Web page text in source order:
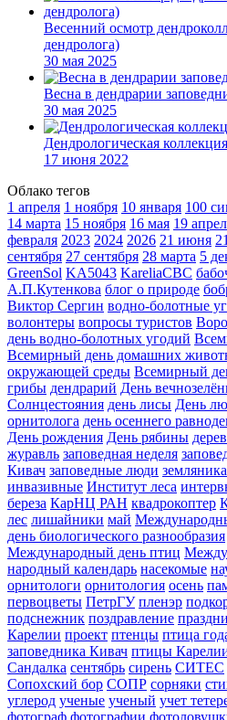
Весенний осмотр
дендролога)
30 мая 2025
Весна в дендрарии
30 мая 2025
Дендрологическая
17 июня 2022
Облако тегов
1 апреля 1 ноября 10 января 100
14 марта 15 ноября 16 мая 19
февраля 2023 2024 2026 21 июня
сентября 27 сентября 28 марта 5
GreenSol KA5043 KareliaCBC
А.П.Кутенкова блог о природе
Виктор Сергин водно-болотные
волонтеры вопросы туристов
день водно-болотных угодий
Всемирный день домашних
окружающей среды Всемирный
грибы дендрарий День
Солнцестояния день лисы День
орнитолога день осеннего
День рождения День рябины
журавль заповедная неделя
Кивач заповедные люди земляника
инвазивные Институт леса
береза КарНЦ РАН квадрокоптер
лес лишайники май
день биологического разнообразия
Международный день птиц
народный календарь насекомые
орнитологи орнитология осень
первоцветы ПетрГУ пленэр
подснежник поздравление
Карелии проект птенцы птица
заповедника Кивач птицы
Сандалка сентябрь сирень СИТЕС
Сопохский бор СОПР сорняки
углерод ученые ученый учет